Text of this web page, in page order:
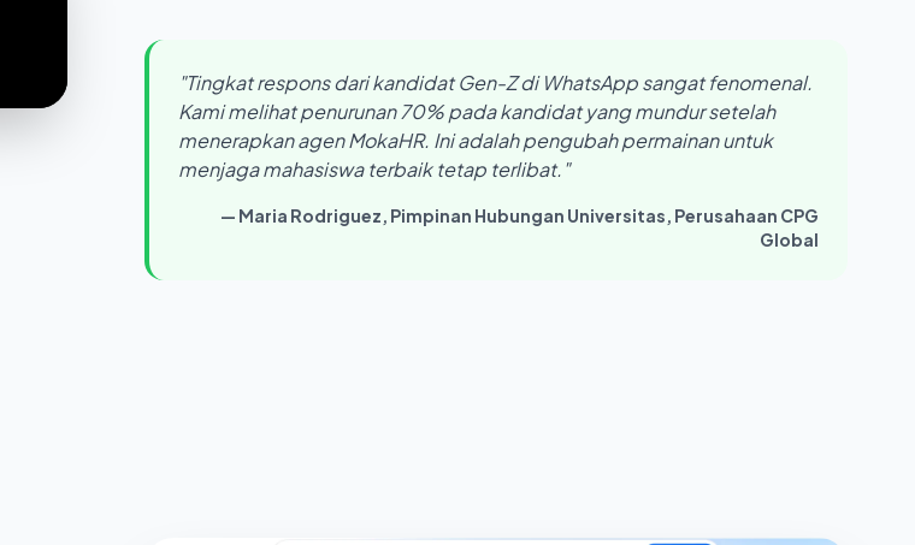
"Tingkat respons dari kandidat Gen-Z di WhatsApp sangat fenomenal.
Kami melihat penurunan 70% pada kandidat yang mundur setelah
menerapkan agen MokaHR. Ini adalah pengubah permainan untuk
menjaga mahasiswa terbaik tetap terlibat."
— Maria Rodriguez, Pimpinan Hubungan Universitas, Perusahaan CPG
Global